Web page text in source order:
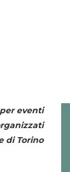
eventi
di Torino